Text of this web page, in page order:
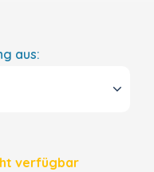
aus:
verfügbar